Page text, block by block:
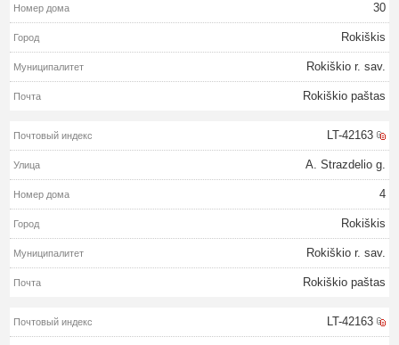
30
Rokiškis
Rokiškio r. sav.
Rokiškio paštas
LT-42163
A. Strazdelio g.
4
Rokiškis
Rokiškio r. sav.
Rokiškio paštas
LT-42163